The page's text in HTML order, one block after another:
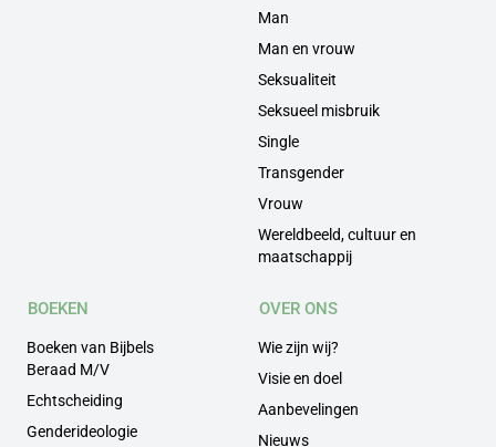
Man
Man en vrouw
Seksualiteit
Seksueel misbruik
Single
Transgender
Vrouw
Wereldbeeld, cultuur en
maatschappij
BOEKEN
Boeken van Bijbels
Beraad M/V
Echtscheiding
Genderideologie
OVER ONS
Wie zijn wij?
Visie en doel
Aanbevelingen
Nieuws